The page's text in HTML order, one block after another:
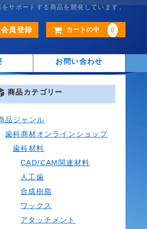
サポートする商品を開発しています。
カートの中 0
員登録
お問い合わせ
商品カテゴリー
品ジャンル
歯科商材オンラインショップ
歯科材料
CAD/CAM関連材料
人工歯
合成樹脂
ワックス
アタッチメント